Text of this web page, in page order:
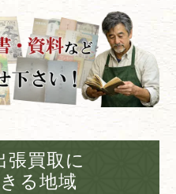
張買取に
る地域